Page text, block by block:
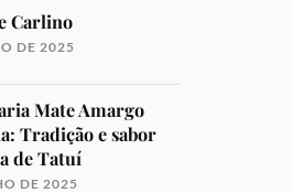
Carlino
DE 2025
Mate Amargo
Tradição e sabor
de Tatuí
DE 2025